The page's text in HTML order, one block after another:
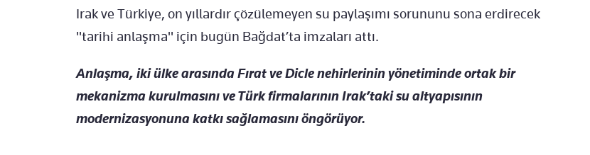
Irak ve Türkiye, on yıllardır çözülemeyen su paylaşımı sorununu sona erdirecek
"tarihi anlaşma" için bugün Bağdat’ta imzaları attı.
Anlaşma, iki ülke arasında Fırat ve Dicle nehirlerinin yönetiminde ortak bir
mekanizma kurulmasını ve Türk firmalarının Irak’taki su altyapısının
modernizasyonuna katkı sağlamasını öngörüyor.